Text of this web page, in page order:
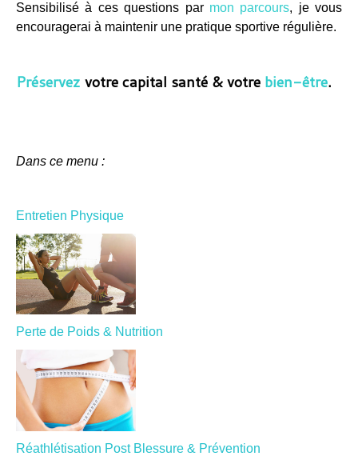
Sensibilisé à ces questions par mon parcours, je vous
encouragerai à maintenir une pratique sportive régulière.
Préservez votre capital santé & votre bien-être.
Dans ce menu :
Entretien Physique
Perte de Poids & Nutrition
Réathlétisation Post Blessure & Prévention